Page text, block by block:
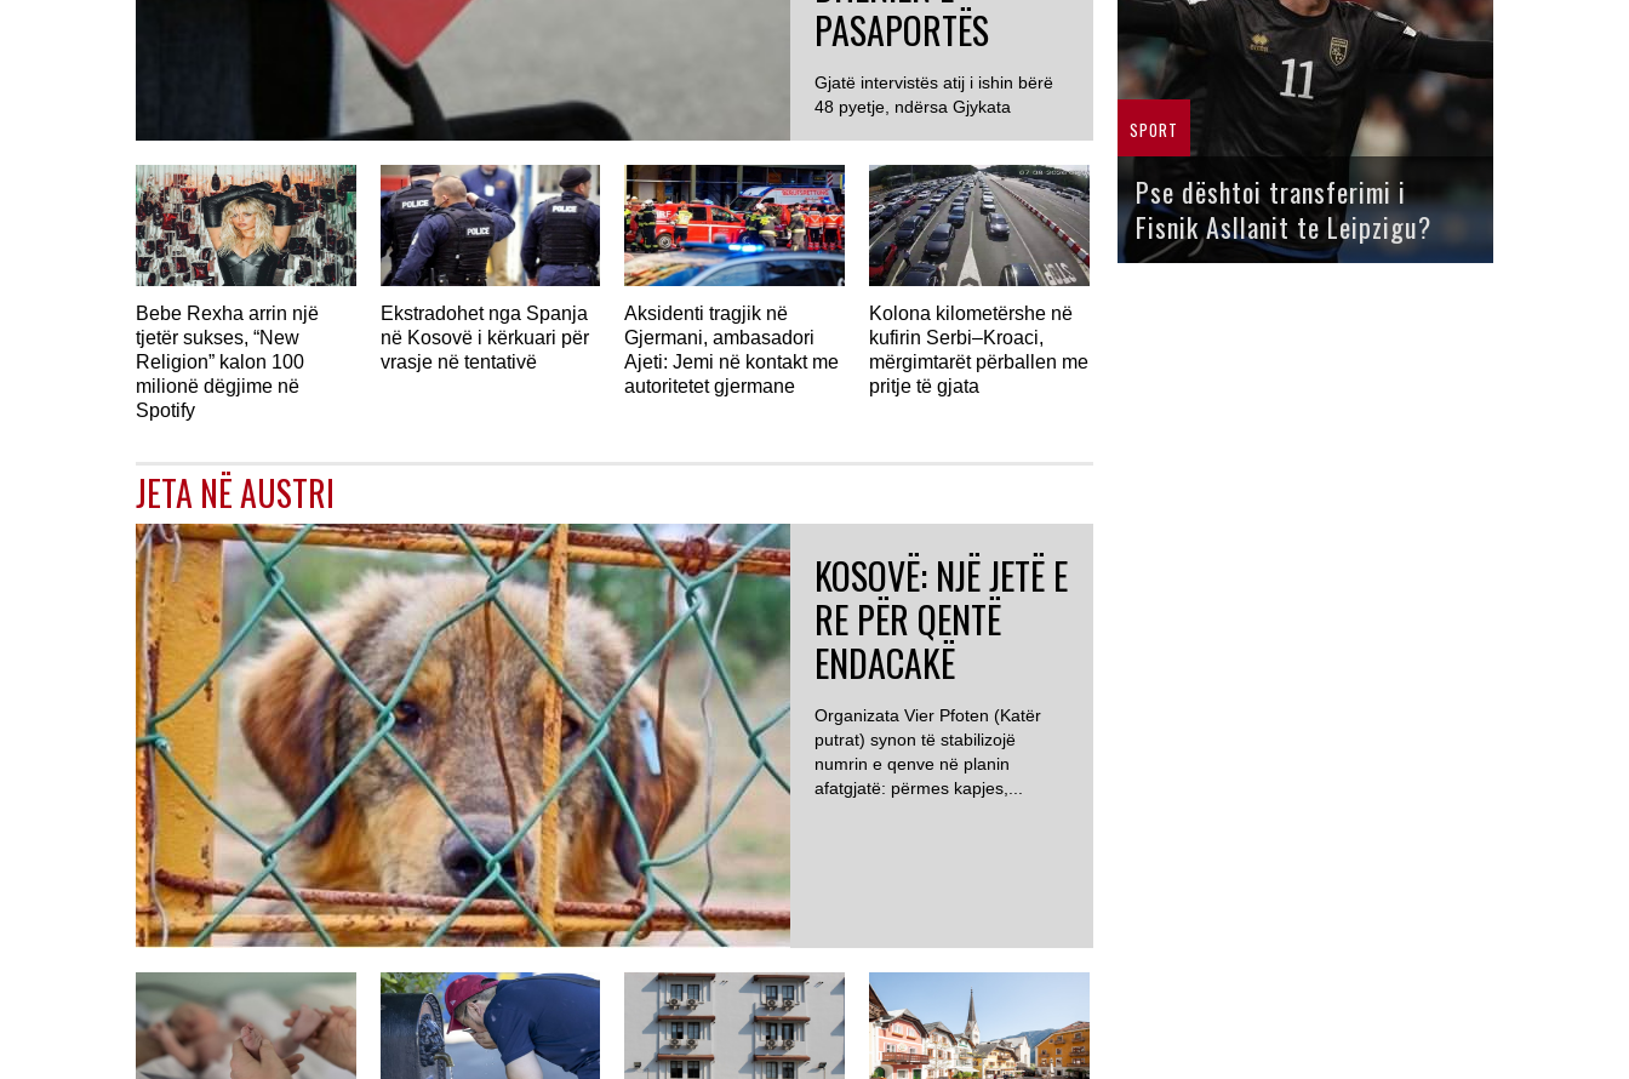
PASAPORTËS
Gjatë intervistës atij i ishin bërë
48 pyetje, ndërsa Gjykata
Bebe Rexha arrin një
tjetër sukses, “New
Religion” kalon 100
milionë dëgjime në
Spotify
Ekstradohet nga Spanja
në Kosovë i kërkuari për
vrasje në tentativë
Aksidenti tragjik në
Gjermani, ambasadori
Ajeti: Jemi në kontakt me
autoritetet gjermane
Kolona kilometërshe në
kufirin Serbi–Kroaci,
mërgimtarët përballen me
pritje të gjata
JETA NË AUSTRI
KOSOVË: NJË JETË E
RE PËR QENTË
ENDACAKË
Organizata Vier Pfoten (Katër
putrat) synon të stabilizojë
numrin e qenve në planin
afatgjatë: përmes kapjes,...
SPORT
Pse dështoi transferimi i
Fisnik Asllanit te Leipzigu?